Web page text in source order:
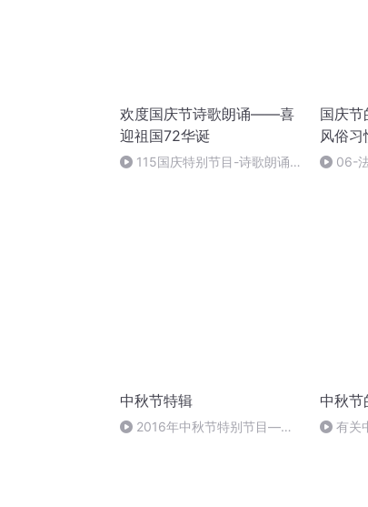
欢度国庆节诗歌朗诵——喜
迎祖国72华诞
115国庆特别节目-诗歌朗诵-
国庆
风俗习
06-
中秋节特辑
2016年中秋节特别节目—夏
中秋节
有关